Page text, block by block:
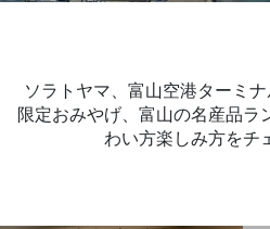
ソラトヤマ、富山空港ターミナ
限定おみやげ、富山の名産品ラ
わい方楽しみ方をチ